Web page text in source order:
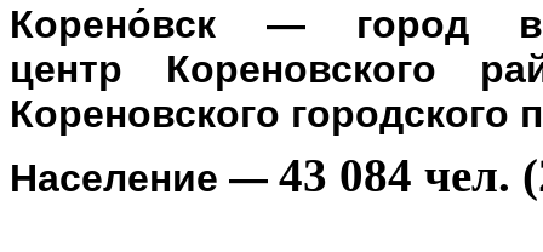
Корено́вск — город в
центр Кореновского
Кореновского городского
Население — 43 084 чел.